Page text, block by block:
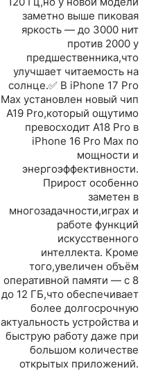
заметно выше пиковая
яркость — до 3000 нит
против 2000 у
предшественника,что
улучшает читаемость на
солнце.✅ В iPhone 17 Pro
Max установлен новый чип
A19 Pro,который ощутимо
превосходит A18 Pro в
iPhone 16 Pro Max по
мощности и
энергоэффективности.
Прирост особенно
заметен в
многозадачности,играх и
работе функций
искусственного
интеллекта. Кроме
того,увеличен объём
оперативной памяти — с 8
до 12 ГБ,что обеспечивает
более долгосрочную
актуальность устройства и
быструю работу даже при
большом количестве
открытых приложений.